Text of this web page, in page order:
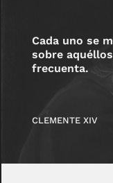
Cada uno se
sobre
frecuenta.
CLEMENTE XIV